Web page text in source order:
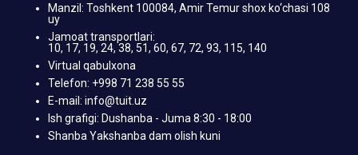
Manzil: Toshkent 100084, Amir Temur shox ko‘chasi 108
uy
Jamoat transportlari:
10, 17, 19, 24, 38, 51, 60, 67, 72, 93, 115, 140
Virtual qabulxona
Telefon: +998 71 238 55 55
E-mail: info@tuit.uz
Ish grafigi: Dushanba - Juma 8:30 - 18:00
Shanba Yakshanba dam olish kuni